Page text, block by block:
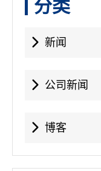
分类
新闻
公司新闻
博客